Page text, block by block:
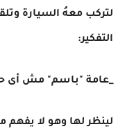
لتركب معهُ السيارة
التفكير:
_عامة "باسم" مش أى
لينظر لها وهو لا يفهم